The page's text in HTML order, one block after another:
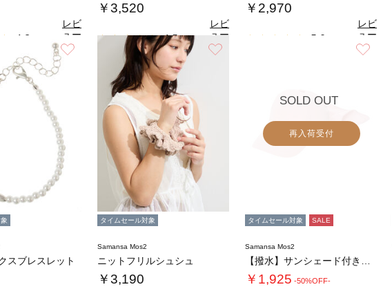
4.8 （6）
レビ
ュー
を見
る
￥3,520
4.5（2）
レビ
ュー
を見
る
￥2,970
5.0
レビ
ュー
を見
る
スブレスレット
タイムセール対象
Samansa Mos2
ニットフリルシュシュ
￥3,190
SOLD OUT
再入荷受付
タイムセール対象 SALE
Samansa Mos2
￥1,925 -50%OFF-